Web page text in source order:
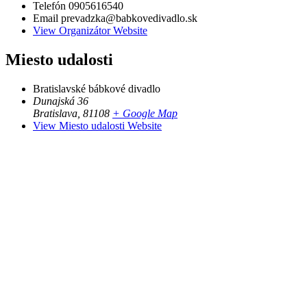
Telefón 0905616540
Email prevadzka@babkovedivadlo.sk
View Organizátor Website
Miesto udalosti
Bratislavské bábkové divadlo
Dunajská 36
Bratislava 81108 + Google Map
View Miesto udalosti Website